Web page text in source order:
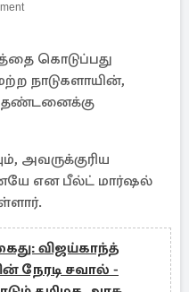
கொடுப்பது
நாடுகளாயின்,
தண்டனைக்கு
அவருக்குரிய
என பீல்ட் மார்ஷல்
விஜய்காந்த்
நேரடி சவால் -